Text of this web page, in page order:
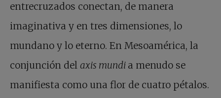
entrecruzados conectan, de manera
imaginativa y en tres dimensiones, lo
mundano y lo eterno. En Mesoamérica, la
conjunción del axis mundi a menudo se
manifiesta como una flor de cuatro pétalos.